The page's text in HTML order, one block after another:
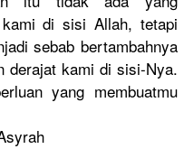
di sisi Allah, tetapi
sebab bertambahnya
derajat kami di sisi-Nya.
yang membuatmu